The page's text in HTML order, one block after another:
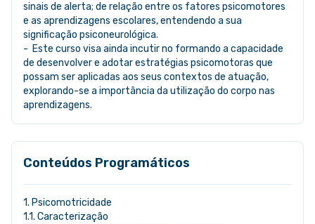
sinais de alerta; de relação entre os fatores psicomotores
e as aprendizagens escolares, entendendo a sua
significação psiconeurológica.
- Este curso visa ainda incutir no formando a capacidade
de desenvolver e adotar estratégias psicomotoras que
possam ser aplicadas aos seus contextos de atuação,
explorando-se a importância da utilização do corpo nas
aprendizagens.
Conteúdos Programáticos
1. Psicomotricidade
1.1. Caracterização